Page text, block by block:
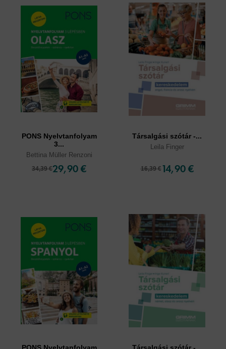
PONS Nyelvtanfolyam
3...
Bettina Müller Renzoni
34,39 €29,90 €
Társalgási szótár -...
Leila Finger
16,39 € 14,90 €